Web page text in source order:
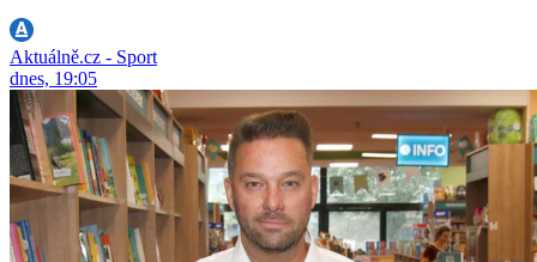
Aktuálně.cz - Sport
dnes, 19:05